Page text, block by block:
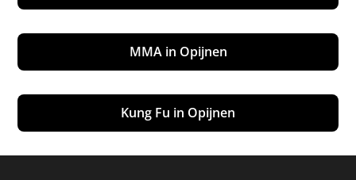
MMA in Opijnen
Kung Fu in Opijnen